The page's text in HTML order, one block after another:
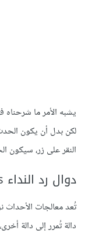
يشبه اﻷمر ما شرحناه
لكن بدل أن يكون
النقر على زر، سيكون
دوال رد النداء Callbacks
تُعد معالجات الأحداث
دالة تُمرر إلى دالة